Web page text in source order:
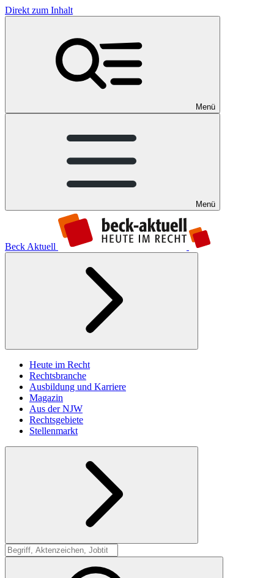
Direkt zum Inhalt
Menü
Menü
Beck Aktuell
Heute im Recht
Rechtsbranche
Ausbildung und Karriere
Magazin
Aus der NJW
Rechtsgebiete
Stellenmarkt
Suche